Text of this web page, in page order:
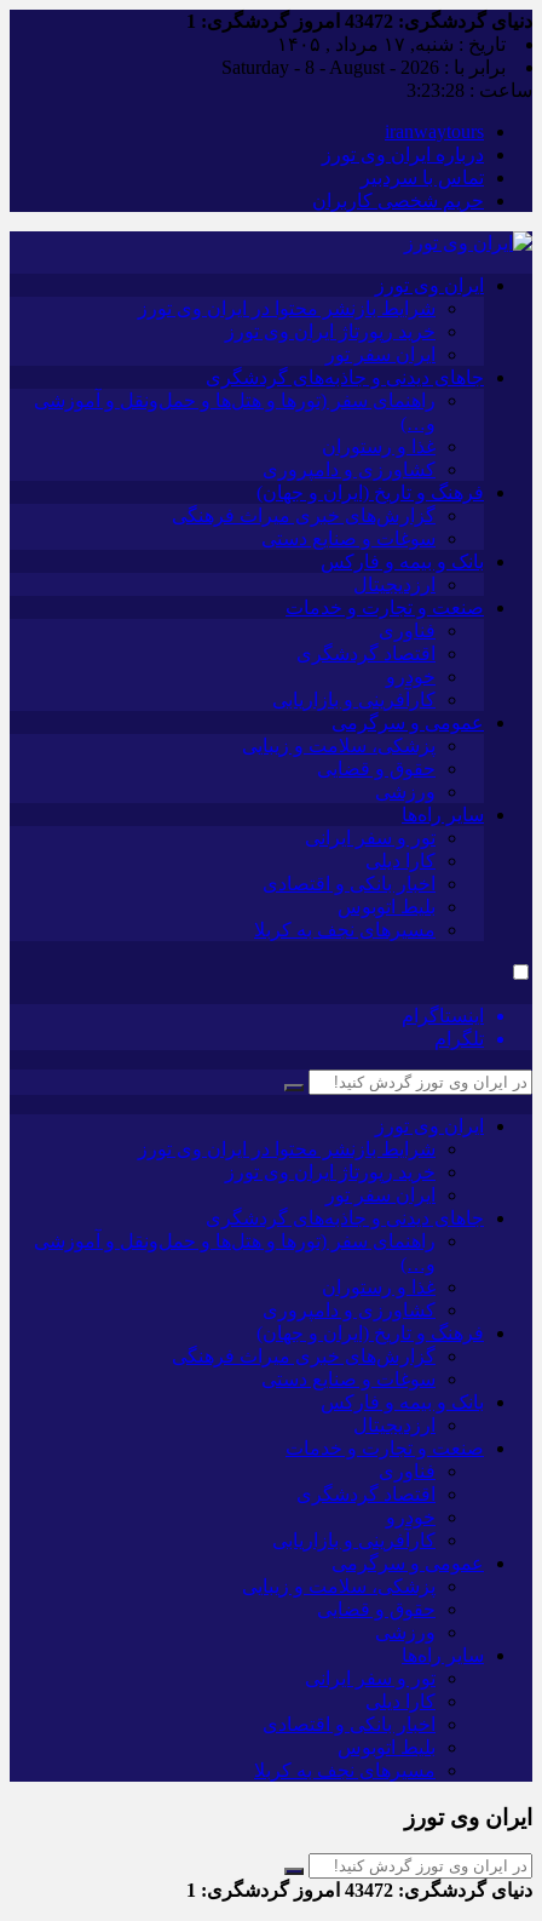
دنیای گردشگری: امروز گردشگری:
تاریخ : شنبه, ۱۷ مرداد , ۱۴۰۵
برابر با : Saturday - 8 - August - 2026
ساعت : 3:23:29
iranwaytours
درباره ایران وی تورز
تماس با سردبیر
حریم شخصی کاربران
ایران وی تورز
شرایط بازنشر محتوا در ایران وی تورز
خرید رپورتاژ ایران وی تورز
ایران سفر تور
جاهای دیدنی و جاذبه‌های گردشگری
راهنمای سفر (تورها و هتل‌ها و حمل‌و‌نقل و آموزشی
و…)
غذا و رستوران
کشاورزی و دامپروری
فرهنگ و تاریخ (ایران و جهان)
گزارش‌های خبری میراث فرهنگی
سوغات و صنایع دستی
بانک و بیمه و فارکس
ارزدیجیتال
صنعت و تجارت و خدمات
فناوری
اقتصاد گردشگری
خودرو
کارآفرینی و بازاریابی
عمومی و سرگرمی
پزشکی، سلامت و زیبایی
حقوق و قضایی
ورزشی
سایر راه‌ها
تور و سفر ایرانی
کارا دیلی
اخبار بانکی و اقتصادی
بلیط اتوبوس
مسیرهای نجف به کربلا
اینستاگرام
تلگرام
ایران وی تورز
شرایط بازنشر محتوا در ایران وی تورز
خرید رپورتاژ ایران وی تورز
ایران سفر تور
جاهای دیدنی و جاذبه‌های گردشگری
راهنمای سفر (تورها و هتل‌ها و حمل‌و‌نقل و آموزشی
و…)
غذا و رستوران
کشاورزی و دامپروری
فرهنگ و تاریخ (ایران و جهان)
گزارش‌های خبری میراث فرهنگی
سوغات و صنایع دستی
بانک و بیمه و فارکس
ارزدیجیتال
صنعت و تجارت و خدمات
فناوری
اقتصاد گردشگری
خودرو
کارآفرینی و بازاریابی
عمومی و سرگرمی
پزشکی، سلامت و زیبایی
حقوق و قضایی
ورزشی
سایر راه‌ها
تور و سفر ایرانی
کارا دیلی
اخبار بانکی و اقتصادی
بلیط اتوبوس
مسیرهای نجف به کربلا
ایران وی تورز
دنیای گردشگری: امروز گردشگری: